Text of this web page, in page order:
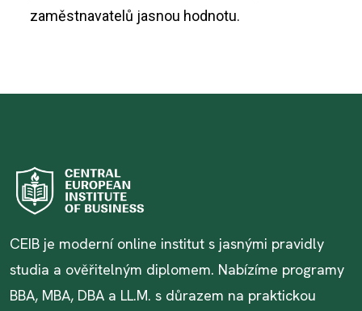
zaměstnavatelů jasnou hodnotu.
CEIB je moderní online institut s jasnými pravidly
studia a ověřitelným diplomem. Nabízíme programy
BBA, MBA, DBA a LL.M. s důrazem na praktickou